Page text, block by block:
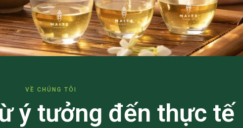
VỀ CHÚNG TÔI
ý tưởng đến thực tế